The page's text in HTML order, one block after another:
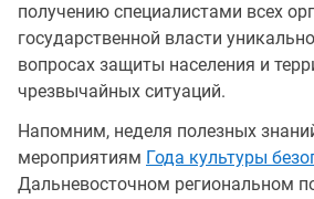
получению специалистами всех
государственной власти
вопросах защиты населения и
чрезвычайных ситуаций.
Напомним, неделя полезных
мероприятиям Года культуры
Дальневосточном региональном